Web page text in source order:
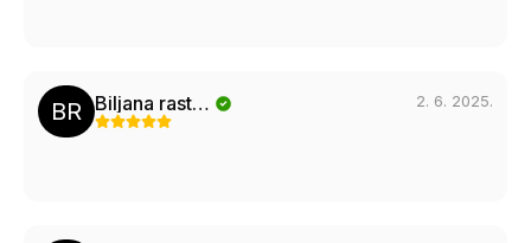
BR Biljana rastovic 2. 6. 2025.